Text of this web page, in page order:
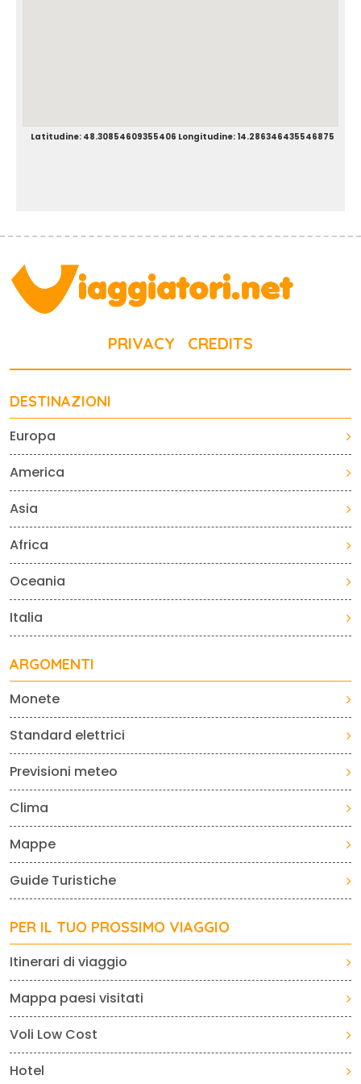
Latitudine: 48.30854609355406 Longitudine: 14.286346435546875
PRIVACY CREDITS
DESTINAZIONI
Europa
America
Asia
Africa
Oceania
Italia
ARGOMENTI
Monete
Standard elettrici
Previsioni meteo
Clima
Mappe
Guide Turistiche
PER IL TUO PROSSIMO VIAGGIO
Itinerari di viaggio
Mappa paesi visitati
Voli Low Cost
Hotel